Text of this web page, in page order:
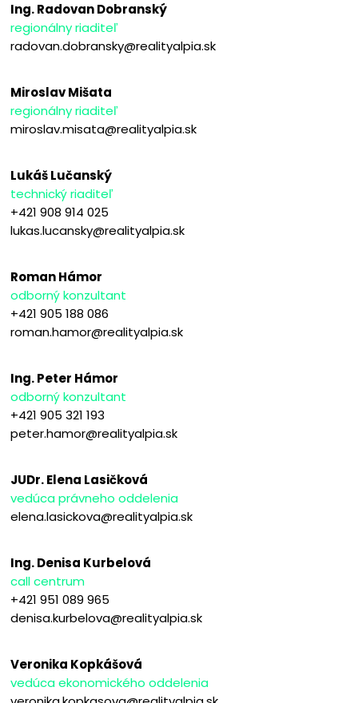
Ing. Radovan Dobranský
regionálny riaditeľ
radovan.dobransky@realityalpia.sk
Miroslav Mišata
regionálny riaditeľ
miroslav.misata@realityalpia.sk
Lukáš Lučanský
technický riaditeľ
+421 908 914 025
lukas.lucansky@realityalpia.sk
Roman Hámor
odborný konzultant
+421 905 188 086
roman.hamor@realityalpia.sk
Ing. Peter Hámor
odborný konzultant
+421 905 321 193
peter.hamor@realityalpia.sk
JUDr. Elena Lasičková
vedúca právneho oddelenia
elena.lasickova@realityalpia.sk
Ing. Denisa Kurbelová
call centrum
+421 951 089 965
denisa.kurbelova@realityalpia.sk
Veronika Kopkášová
vedúca ekonomického oddelenia